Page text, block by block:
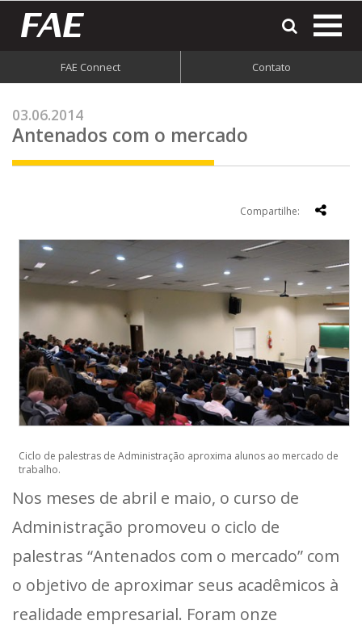
FAE Connect Contato
03.06.2014
Antenados com o mercado
Compartilhe:
Ciclo de palestras de Administração aproxima alunos ao mercado de
trabalho.
Nos meses de abril e maio, o curso de
Administração promoveu o ciclo de
palestras “Antenados com o mercado” com
o objetivo de aproximar seus acadêmicos à
realidade empresarial. Foram onze